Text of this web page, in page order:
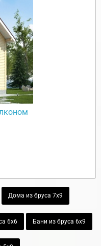
Дома из бруса 7х9
6х6 Бани из бруса 6х9